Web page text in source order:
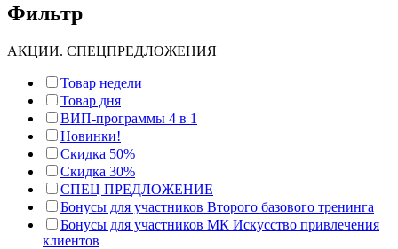
Фильтр
АКЦИИ. СПЕЦПРЕДЛОЖЕНИЯ
Товар недели
Товар дня
ВИП-программы 4 в 1
Новинки!
Скидка 50%
Скидка 30%
СПЕЦ ПРЕДЛОЖЕНИЕ
Бонусы для участников Второго базового тренинга
Бонусы для участников МК Искусство привлечения
клиентов